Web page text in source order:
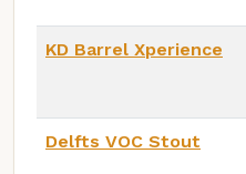
KD Barrel Xperience
Delfts VOC Stout